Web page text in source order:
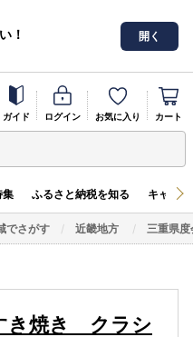
！
開く
ガイド ログイン お気に入り カート
集 ふるさと納税を知る キャン
でさがす 近畿地方 三重県度
き焼き クラシ